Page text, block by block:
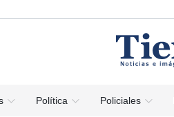
Política Policiales